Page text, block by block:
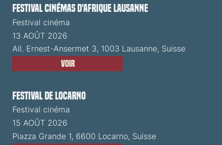
Festival cinémas d'Afrique Lausanne
Festival cinéma
13 AOÛT 2026
All. Ernest-Ansermet 3, 1003 Lausanne, Suisse
Voir
Festival de Locarno
Festival cinéma
15 AOÛT 2026
Piazza Grande 1, 6600 Locarno, Suisse